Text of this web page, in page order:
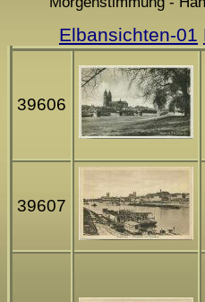
Elbansichten-01
39606
39607